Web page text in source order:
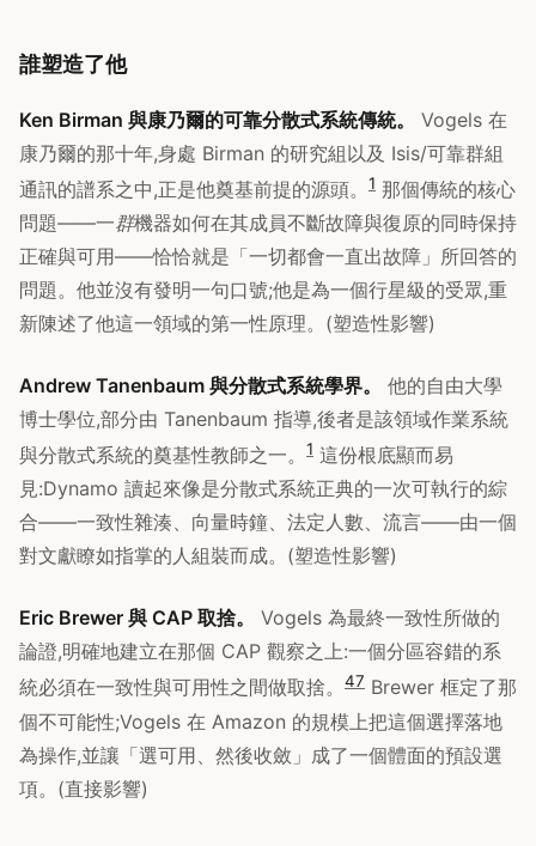
誰塑造了他
Ken Birman 與康乃爾的可靠分散式系統傳統。
Vogels 在
康乃爾的那十年,身處 Birman 的研究組以及 Isis/可靠群組
通訊的譜系之中,正是他奠基前提的源頭。
1 那個傳統的核心
問題——一群機器如何在其成員不斷故障與復原的同時保持
正確與可用——恰恰就是「一切都會一直出故障」所回答的
問題。他並沒有發明一句口號;他是為一個行星級的受眾,重
新陳述了他這一領域的第一性原理。(塑造性影響)
Andrew Tanenbaum 與分散式系統學界。
他的自由大學
博士學位,部分由 Tanenbaum 指導,後者是該領域作業系統
與分散式系統的奠基性教師之一。
1 這份根底顯而易
見:Dynamo 讀起來像是分散式系統正典的一次可執行的綜
合——一致性雜湊、向量時鐘、法定人數、流言——由一個
對文獻瞭如指掌的人組裝而成。(塑造性影響)
Eric Brewer 與 CAP 取捨。
Vogels 為最終一致性所做的
論證,明確地建立在那個 CAP 觀察之上:一個分區容錯的系
統必須在一致性與可用性之間做取捨。
47 Brewer 框定了那
個不可能性;Vogels 在 Amazon 的規模上把這個選擇落地
為操作,並讓「選可用、然後收斂」成了一個體面的預設選
項。(直接影響)